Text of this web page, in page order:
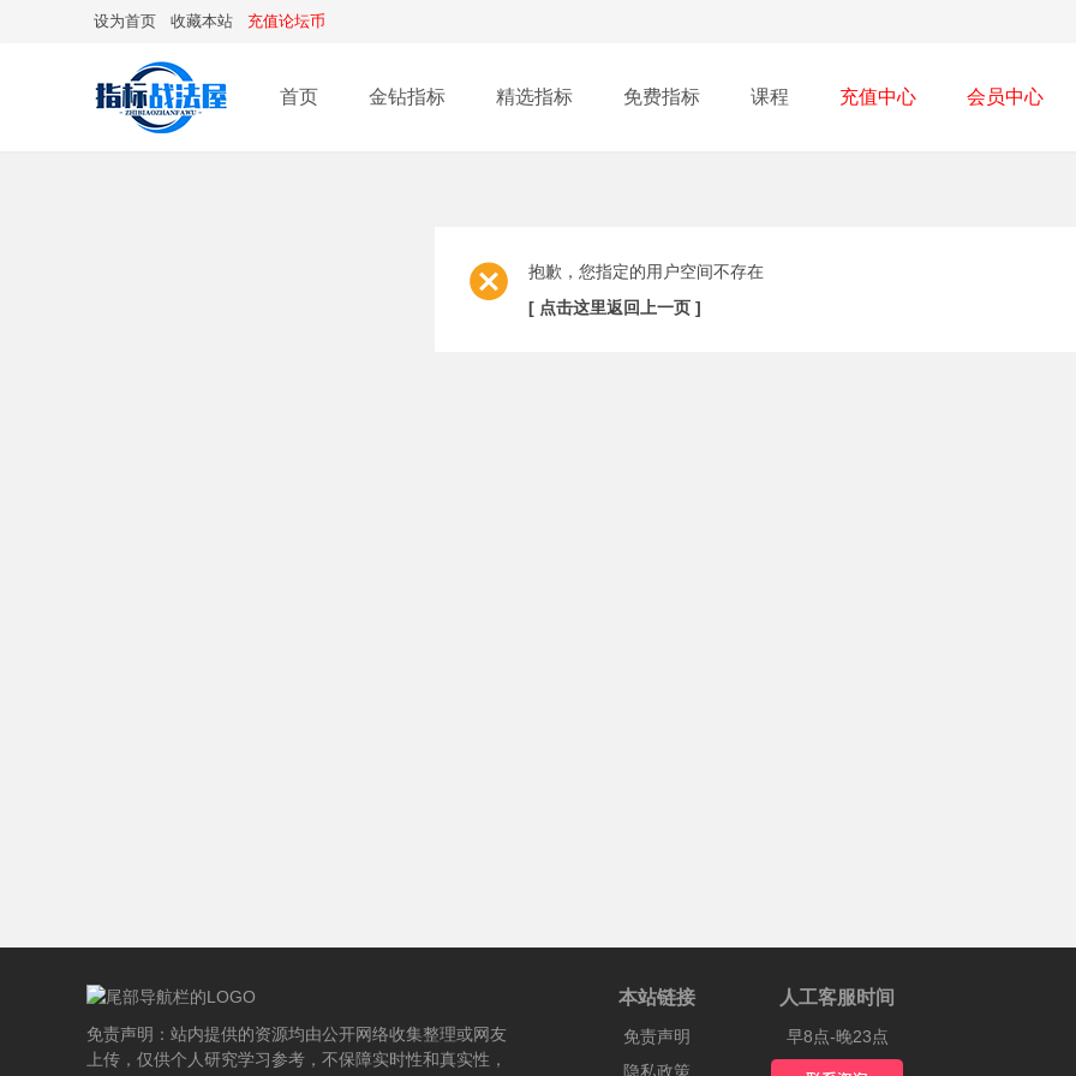
设为首页 收藏本站 充值论坛币
首页 金钻指标 精选指标 免费指标 课程 充值中心 会员中心
抱歉，您指定的用户空间不存在
[ 点击这里返回上一页 ]
免责声明：站内提供的资源均由公开网络收集整理或网友
上传，仅供个人研究学习参考，不保障实时性和真实性，
本站链接
免责声明
隐私政策
人工客服时间
早8点-晚23点